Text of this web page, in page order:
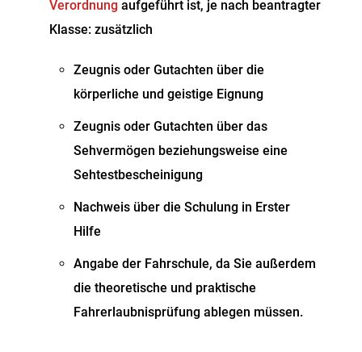
Verordnung aufgeführt ist, je nach beantragter
Klasse: zusätzlich
Zeugnis oder Gutachten über die
körperliche und geistige Eignung
Zeugnis oder Gutachten über das
Sehvermögen beziehungsweise eine
Sehtestbescheinigung
Nachweis über die Schulung in Erster
Hilfe
Angabe der Fahrschule, da Sie außerdem
die theoretische und praktische
Fahrerlaubnisprüfung ablegen müssen.